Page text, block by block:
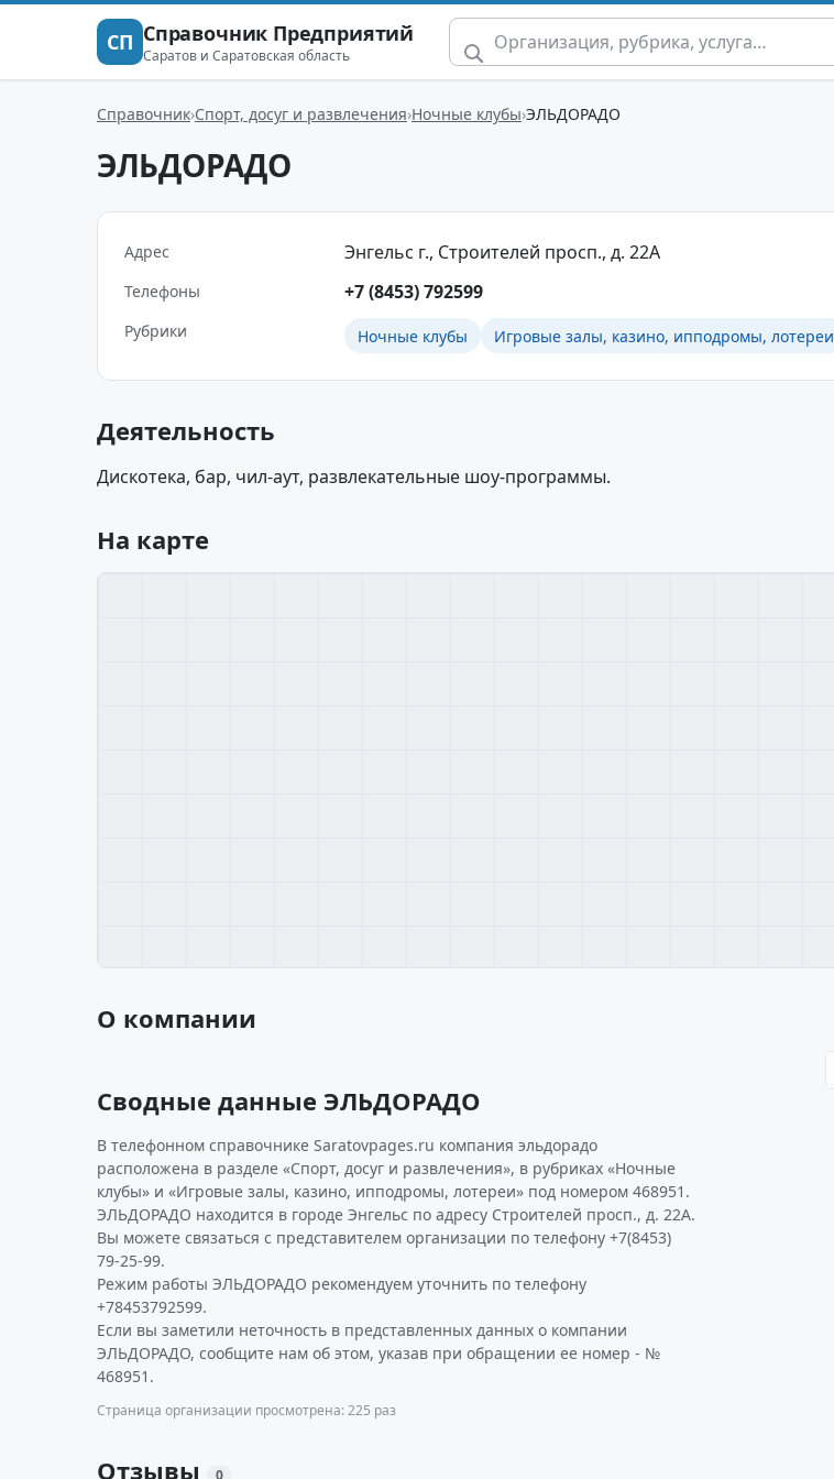
СП Справочник Предприятий
Саратов и Саратовская область
Справочник Спорт, досуг и развлечения Ночные клубы ЭЛЬДОРАДО
ЭЛЬДОРАДО
Адрес Энгельс г., Строителей просп., д. 22А
Телефоны +7 (8453) 792599
Рубрики Ночные клубы Игровые залы, казино, ипподромы, лотереи
Деятельность
Дискотека, бар, чил-аут, развлекательные шоу-программы.
На карте
О компании
Сводные данные ЭЛЬДОРАДО
В телефонном справочнике Saratovpages.ru компания эльдорадо
расположена в разделе «Спорт, досуг и развлечения», в рубриках «Ночные
клубы» и «Игровые залы, казино, ипподромы, лотереи» под номером 468951.
ЭЛЬДОРАДО находится в городе Энгельс по адресу Строителей просп., д. 22А.
Вы можете связаться с представителем организации по телефону +7(8453)
79-25-99.
Режим работы ЭЛЬДОРАДО рекомендуем уточнить по телефону
+78453792599.
Если вы заметили неточность в представленных данных о компании
ЭЛЬДОРАДО, сообщите нам об этом, указав при обращении ее номер - №
468951.
Страница организации просмотрена: 225 раз
Отзывы 0